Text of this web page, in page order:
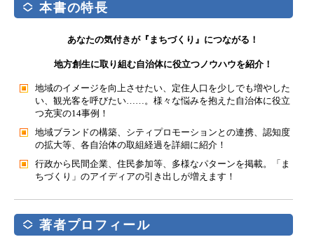
本書の特長
あなたの気付きが『まちづくり』につながる！
地方創生に取り組む自治体に役立つノウハウを紹介！
地域のイメージを向上させたい、定住人口を少しでも増やした
い、観光客を呼びたい……。様々な悩みを抱えた自治体に役立
つ充実の14事例！
地域ブランドの構築、シティプロモーションとの連携、認知度
の拡大等、各自治体の取組経過を詳細に紹介！
行政から民間企業、住民参加等、多様なパターンを掲載。「ま
ちづくり」のアイディアの引き出しが増えます！
著者プロフィール